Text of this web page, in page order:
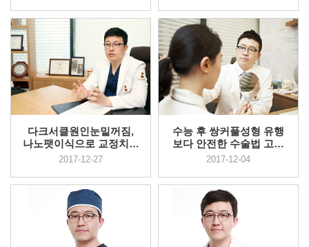
다크서클원인눈밑꺼짐,
나노팻이식으로 교정치료
가능
2017-12-27
수능 후 쌍커풀성형 유행
보다 안전한 수술법 고려
해야
2017-12-04